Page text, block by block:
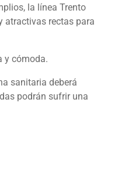
la línea Trento
atractivas rectas para
y cómoda.
sanitaria deberá
podrán sufrir una